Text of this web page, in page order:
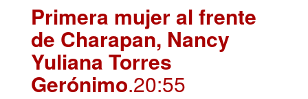
Primera mujer al frente
de Charapan, Nancy
Yuliana Torres
Gerónimo.20:55